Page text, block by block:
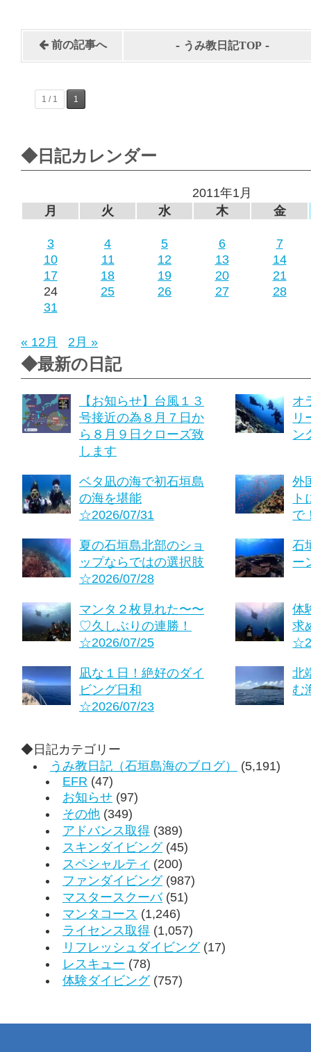
前の記事へ - うみ教日記TOP -
1 / 1 1
◆日記カレンダー
2011年1月
月
火 水 木 金
3 4 5 6
7
10
11 12 13
14
17
18 19 20
21
24
25 26 27
28
31
« 12月 2月 »
◆最新の日記
【お知らせ】台風１３
号接近の為８月７日か
ら８月９日クローズ致
します
オ
リ
ン
ベタ凪の海で初石垣島
の海を堪能
☆2026/07/31
外
ト
で
夏の石垣島北部のショ
ップならではの選択肢
☆2026/07/28
石
ー
マンタ２枚見れた〜〜
♡久しぶりの連勝！
☆2026/07/25
体
求
凪な１日！絶好のダイ
ビング日和
☆2026/07/23
北
む
◆日記カテゴリー
うみ教日記（石垣島海のブログ）
(5,191)
EFR (47)
お知らせ (97)
その他 (349)
アドバンス取得 (389)
スキンダイビング(45)
スペシャルティ (200)
ファンダイビング(987)
マスタースクーバ(51)
マンタコース (1,246)
ライセンス取得 (1,057)
リフレッシュダイビング(17)
レスキュー (78)
体験ダイビング(757)